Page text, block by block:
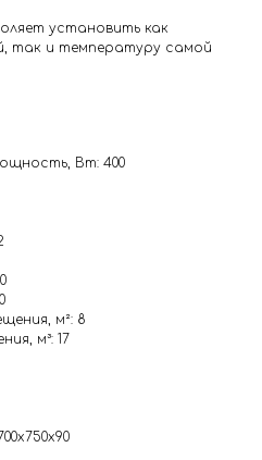
установить как
так и температуру самой
Вт: 400
м²: 8
м³: 17